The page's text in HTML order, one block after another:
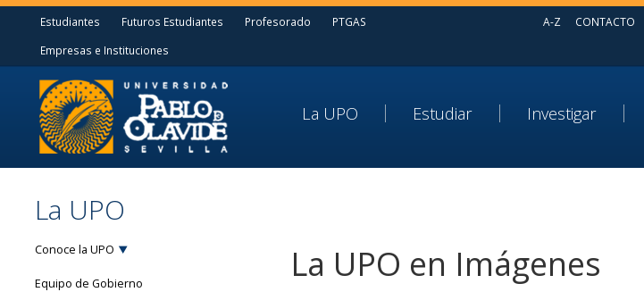
Estudiantes Futuros Estudiantes Profesorado
PTGAS
Empresas e Instituciones
A-Z CONTACTO
La UPO Estudiar Investigar
La UPO
Conoce la UPO
Equipo de Gobierno La UPO en Imágenes